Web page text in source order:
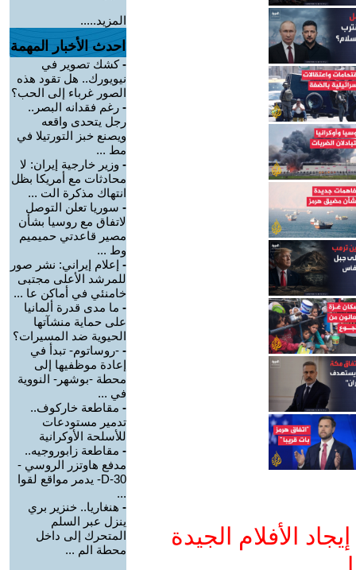
الأفلام الجيدة
المزيد.....
احدث الأخبار المهمة
-كشك تصوير في
نيويورك.. هل تقود هذه
الصور غرباء إلى الحب؟
- رغم فقدانه البصر..
رجل يتحدى واقعه
ويصنع خبز التورتيلا في
مط ...
- وزير خارجية إيران: لا
محادثات مع أمريكا بظل
انتهاك مذكرة الت ...
- سوريا تعلن التوصل
لاتفاق مع روسيا بشأن
مصير قاعدتي حميميم
وط ...
- إعلام إيراني: نشر صور
للمرشد الأعلى مجتبى
خامنئي في أماكن عا ...
- ما مدى قدرة ألمانيا
على حماية منشآتها
الحيوية ضد المسيرات؟
- -روساتوم- تبدأ في
إعادة موظفيها إلى
محطة -بوشهر- النووية
في ...
- مقاطعة خاركوف..
تدمير مستودعات
للأسلحة الأوكرانية
- مقاطعة زابوروجيه..
مدفع هاوتزر الروسي -
D-30- يدمر مواقع لقوا
...
- هنغاريا.. خنزير بري
ينزل عبر السلم
المتحرك إلى داخل
محطة الم ...